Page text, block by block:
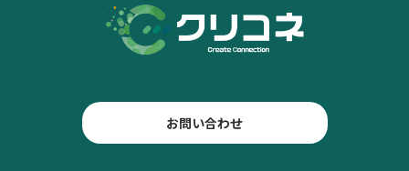
お問い合わせ